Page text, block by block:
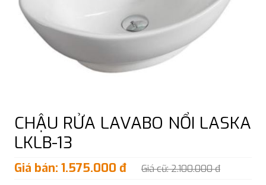
CHẬU RỬA LAVABO NỔI LASKA
LKLB-13
Giá bán: 1.575.000 đ Giá cũ: 2.100.000 đ